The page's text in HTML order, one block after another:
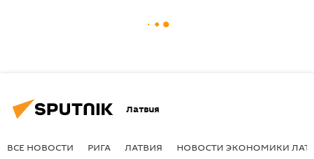
Латвия
ВСЕ НОВОСТИ РИГА ЛАТВИЯ НОВОСТИ ЭКОНОМИКИ